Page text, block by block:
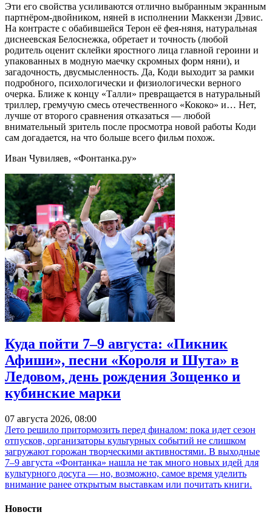
Эти его свойства усиливаются отлично выбранным экранным
партнёром-двойником, няней в исполнении Маккензи Дэвис.
На контрасте с обабившейся Терон её фея-няня, натуральная
диснеевская Белоснежка, обретает и точность (любой
родитель оценит склейки яростного лица главной героини и
упакованных в модную маечку скромных форм няни), и
загадочность, двусмысленность. Да, Коди выходит за рамки
подробного, психологически и физиологически верного
очерка. Ближе к концу «Талли» превращается в натуральный
триллер, гремучую смесь отечественного «Кококо» и… Нет,
лучше от второго сравнения отказаться — любой
внимательный зритель после просмотра новой работы Коди
сам догадается, на что больше всего фильм похож.
Иван Чувиляев, «Фонтанка.ру»
Куда пойти 7–9 августа: «Пикник
Афиши», песни «Короля и Шута» в
Ледовом, день рождения Зощенко и
кубинские марки
07 августа 2026, 08:00
Лето решило притормозить перед финалом: пока идет сезон
отпусков, организаторы культурных событий не слишком
загружают горожан творческими активностями. В выходные
7–9 августа «Фонтанка» нашла не так много новых идей для
культурного досуга — но, возможно, самое время уделить
внимание ранее открытым выставкам или почитать книги.
Новости